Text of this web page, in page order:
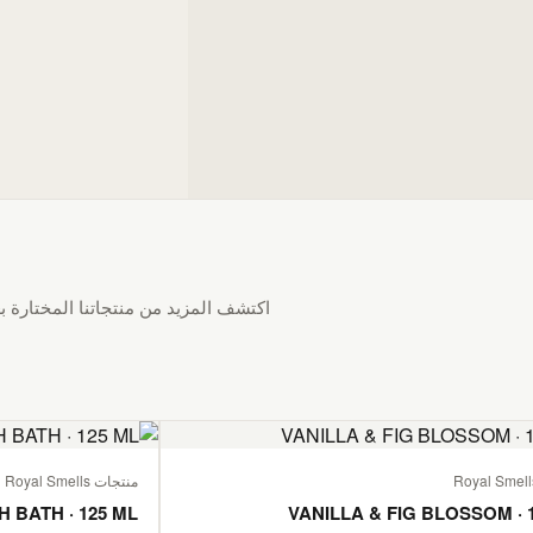
اكتشف المزيد من منتجاتنا المختارة
VANILLA & FIG BLOSSOM ·
منتجات Royal Smells
BATH · 125 ML